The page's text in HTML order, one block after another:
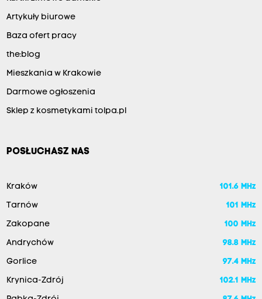
Artykuły biurowe
Baza ofert pracy
the:blog
Mieszkania w Krakowie
Darmowe ogłoszenia
Sklep z kosmetykami tolpa.pl
POSŁUCHASZ NAS
Kraków 101.6 MHz
Tarnów 101 MHz
Zakopane 100 MHz
Andrychów 98.8 MHz
Gorlice 97.4 MHz
Krynica-Zdrój 102.1 MHz